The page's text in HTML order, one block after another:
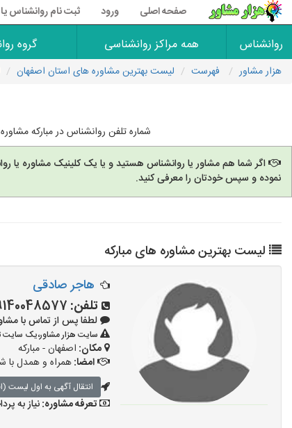
صفحه اصلی ورود ثبت نام روانشناس
روانشناس همه مراکز روانشناسی گروه
هزار مشاور فهرست لیست بهترین مشاوره های استان اصفهان
شماره تلفن روانشناس در مبارکه
اگر شما هم مشاور یا روانشناس هستید و یا یک کلینیک مشاوره یا
نموده و سپس خودتان را معرفی کنید.
لیست بهترین مشاوره های مبارکه
هاجر صادقی
تلفن:
لطفا پس از تماس با مشاور
سایت هزار مشاور،یک سایت
مکان: اصفهان - مبارکه
امضا:همراه و همدل با
انتقال آگهی به اول لیست
تعرفه مشاوره:نیاز به